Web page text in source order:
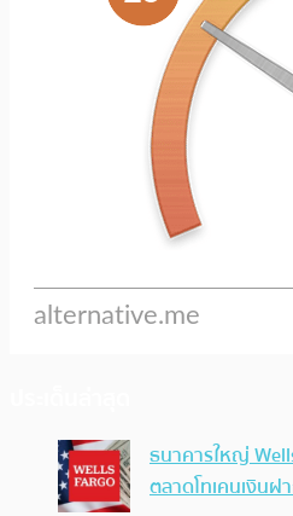
ธนาคารใหญ่
ตลาดโทเคนเงินฝ